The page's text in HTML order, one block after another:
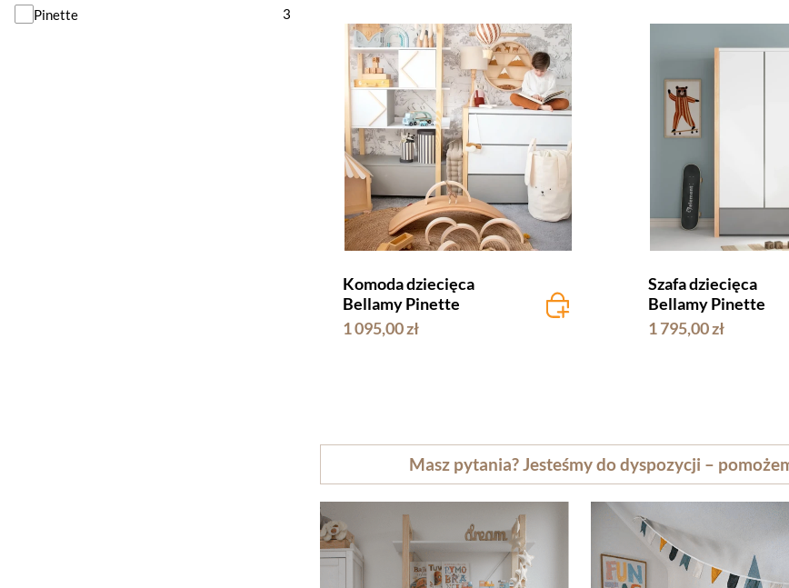
BELLAMY kolekcje
Pinette 3
Komoda dziecięca
Bellamy Pinette
1 095,00 zł
Szafa dziecięca
Bellamy Pinette
1 795,00 zł
Masz pytania? Jesteśmy do dyspozycji –